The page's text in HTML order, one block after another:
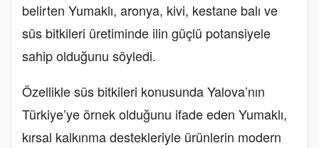
belirten Yumaklı, aronya, kivi, kestane balı ve
süs bitkileri üretiminde ilin güçlü potansiyele
sahip olduğunu söyledi.
Özellikle süs bitkileri konusunda Yalova’nın
Türkiye’ye örnek olduğunu ifade eden Yumaklı,
kırsal kalkınma destekleriyle ürünlerin modern